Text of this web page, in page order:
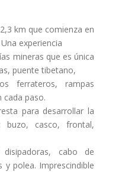
km que comienza en
experiencia
mineras que es única
puente tibetano,
ferrateros, rampas
cada paso.
para desarrollar la
buzo, casco, frontal,
cabo de
y polea. Imprescindible